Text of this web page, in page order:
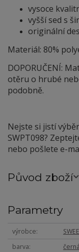
vysoce
vyšší sed s
originální
Materiál: 80%
DOPORUČENÍ:
otěru o hrubé
podobně.
Nejste si jistí
SWPT098?
nebo pošlete e-
Původ zboží
Parametry
výrobce
barva
černá